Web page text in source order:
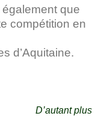
que
compétition en
d’Aquitaine.
D’autant plus